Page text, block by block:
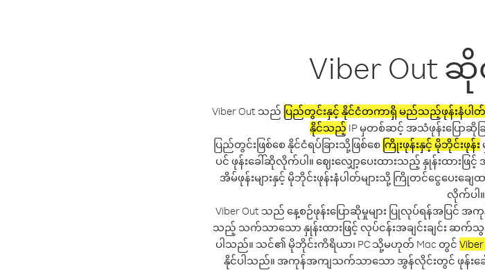
Viber Out
Viber Out သည် ပြည်တွင်းနှင့် နိုင်ငံတကာရှိ မည်သည့်ဖုန်းနံပါ
နိုင်သည့် IP မှတစ်ဆင့် အသံဖုန်းပြောဆိုခ
ပြည်တွင်းဖြစ်စေ နိုင်ငံရပ်ခြားသို့ဖြစ်စေ ကြိုးဖုန်းနှင့် မိုဘိုင်းဖုန်း
ပင် ဖုန်းခေါ်ဆိုလိုက်ပါ။ ဈေးလျှော့ပေးထားသည့် နှုန်းထား
အိမ်ဖုန်းများနှင့် မိုဘိုင်းဖုန်းနံပါတ်များသို့ ကြိုတင်ငွေပေး
လိုက်ပါ။
Viber Out သည် နေ့စဉ်ဖုန်းပြောဆိုမှုများ ပြုလုပ်ရန်အပြင်
သည့် သက်သာသော နှုန်းထားဖြင့် လုပ်ငန်းအချင်းချင်း ဆက်
ပါသည်။ သင်၏ မိုဘိုင်းကိရိယာ၊ PC သို့မဟုတ် Mac တွင်
နိုင်ပါသည်။ အကုန်အကျသက်သာသော အွန်လိုင်းတွင် ဖုန်းခေ